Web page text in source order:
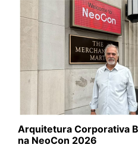
Arquitetura Corporativa
na NeoCon 2026